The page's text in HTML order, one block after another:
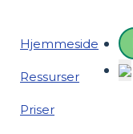
Hjemmeside
Ressurser
Priser